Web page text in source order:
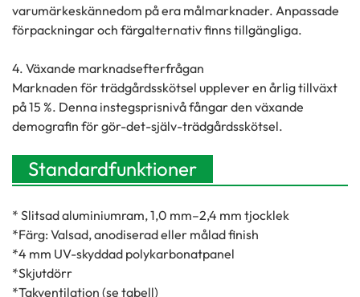
varumärkeskännedom på era målmarknader. Anpassade
förpackningar och färgalternativ finns tillgängliga.
4. Växande marknadsefterfrågan
Marknaden för trädgårdsskötsel upplever en årlig tillväxt
på 15 %. Denna instegsprisnivå fångar den växande
demografin för gör-det-själv-trädgårdsskötsel.
Standardfunktioner
* Slitsad aluminiumram, 1,0 mm–2,4 mm tjocklek
*Färg: Valsad, anodiserad eller målad finish
*4 mm UV-skyddad polykarbonatpanel
*Skjutdörr
*Takventilation (se tabell)